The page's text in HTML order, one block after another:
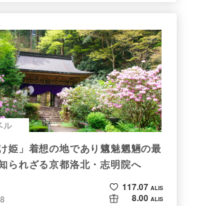
ル
姫」着想の地であり魑魅魍魎の最
れざる京都洛北・志明院へ
117.07 ALIS
8.00 ALIS